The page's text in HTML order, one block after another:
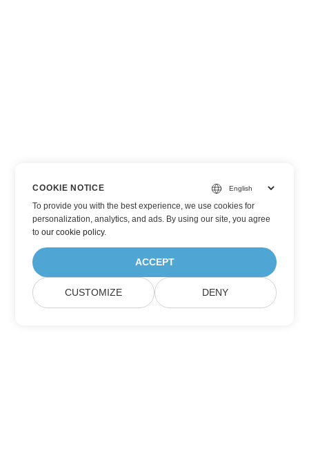
COOKIE NOTICE
To provide you with the best experience, we use cookies for
personalization, analytics, and ads. By using our site, you agree
toour cookie policy.
ACCEPT
CUSTOMIZE DENY